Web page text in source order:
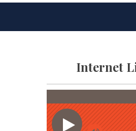
Internet